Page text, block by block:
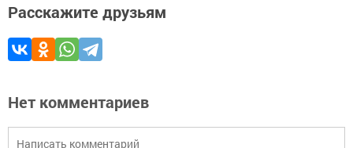
Расскажите друзьям
Нет комментариев